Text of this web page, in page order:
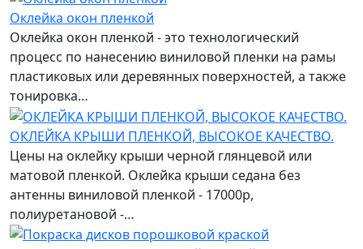
Оклейка окон пленкой
Оклейка окон пленкой - это технологический
процесс по нанесению виниловой пленки на рамы
пластиковых или деревянных поверхностей, а также
тонировка…
ОКЛЕЙКА КРЫШИ ПЛЕНКОЙ, ВЫСОКОЕ КАЧЕСТВО.
Цены на оклейку крыши черной глянцевой или
матовой пленкой. Оклейка крыши седана без
антенны виниловой пленкой - 17000р,
полиуретановой -…